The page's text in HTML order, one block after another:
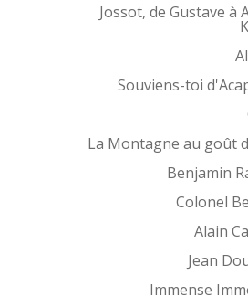
Jossot, de Gustave à
Souviens-toi
La Montagne au goût
Benjamin
Colonel
Alain
Jean
Immense